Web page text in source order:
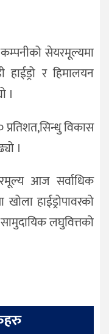
सेयरमूल्यमा
र हिमालयन
।
विकास
।
आज सर्वाधिक
हाईड्रोपावरको
लघुवित्तको